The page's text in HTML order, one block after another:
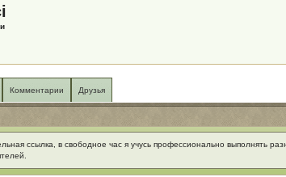
Комментарии Друзья
ссылка, в свободное час я учусь профессионально выполнять